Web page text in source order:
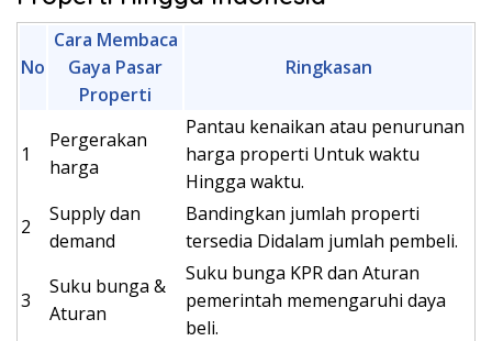
No
Cara Membaca
Gaya Pasar
Properti
Ringkasan
1
Pergerakan
harga
Pantau kenaikan atau penurunan
harga properti Untuk waktu
Hingga waktu.
2
Supply dan
demand
Bandingkan jumlah properti
tersedia Didalam jumlah pembeli.
3
Suku bunga &
Aturan
Suku bunga KPR dan Aturan
pemerintah memengaruhi daya
beli.